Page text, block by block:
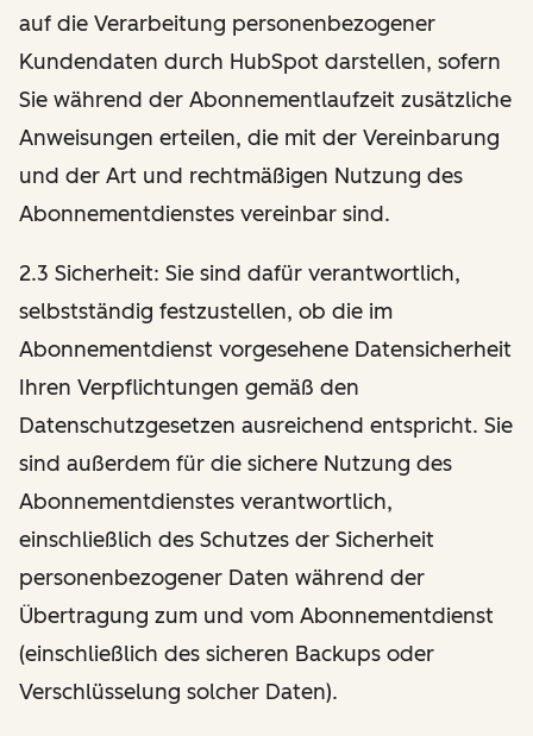
auf die Verarbeitung personenbezogener
Kundendaten durch HubSpot darstellen, sofern
Sie während der Abonnementlaufzeit zusätzliche
Anweisungen erteilen, die mit der Vereinbarung
und der Art und rechtmäßigen Nutzung des
Abonnementdienstes vereinbar sind.
2.3 Sicherheit: Sie sind dafür verantwortlich,
selbstständig festzustellen, ob die im
Abonnementdienst vorgesehene Datensicherheit
Ihren Verpflichtungen gemäß den
Datenschutzgesetzen ausreichend entspricht. Sie
sind außerdem für die sichere Nutzung des
Abonnementdienstes verantwortlich,
einschließlich des Schutzes der Sicherheit
personenbezogener Daten während der
Übertragung zum und vom Abonnementdienst
(einschließlich des sicheren Backups oder
Verschlüsselung solcher Daten).